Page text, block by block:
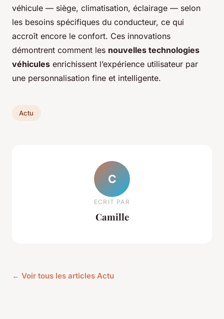
véhicule — siège, climatisation, éclairage — selon
les besoins spécifiques du conducteur, ce qui
accroît encore le confort. Ces innovations
démontrent comment les nouvelles technologies
véhicules enrichissent l’expérience utilisateur par
une personnalisation fine et intelligente.
Actu
C
ECRIT PAR
Camille
← Voir tous les articles Actu